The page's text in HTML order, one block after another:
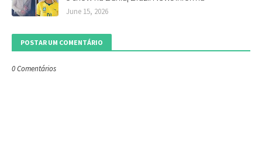
June 15, 2026
POSTAR UM COMENTÁRIO
0 Comentários